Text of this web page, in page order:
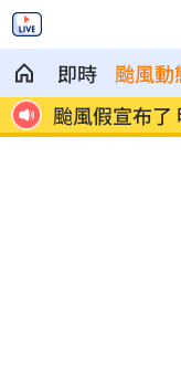
即時 颱風動
怨
颱風假宣布了
班